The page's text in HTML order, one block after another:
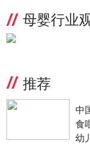
母婴行业
推荐
中
食
幼